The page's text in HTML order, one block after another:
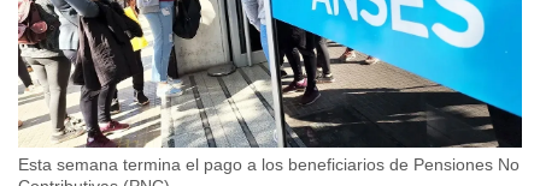
Esta semana termina el pago a los beneficiarios de Pensiones No